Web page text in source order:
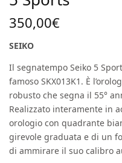
350,00€
SEIKO
Il segnatempo Seiko 5
famoso SKX013K1. È
robusto che segna il 55°
Realizzato interamente in
orologio con quadrante
girevole graduata e di un
di ammirare il suo calibro